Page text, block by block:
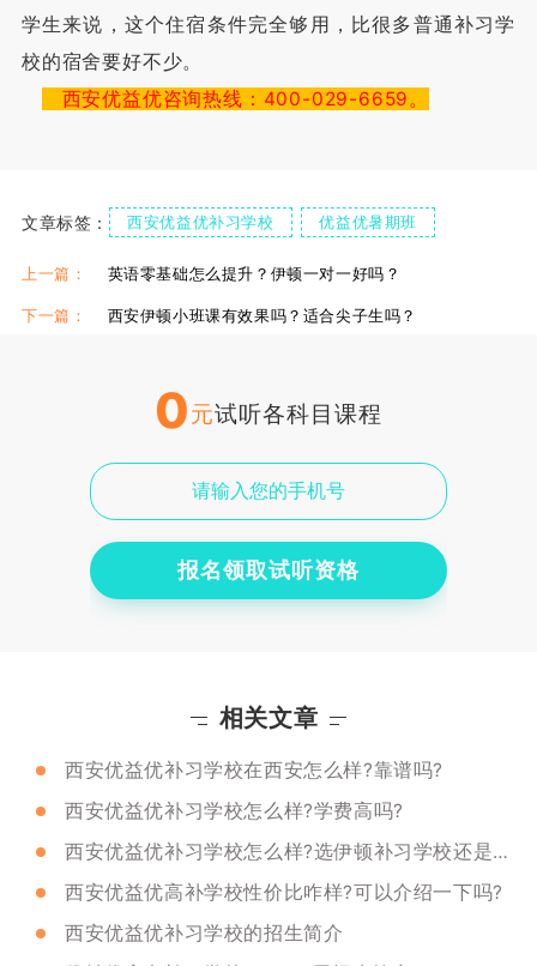
学生来说，这个住宿条件完全够用，比很多普通补习学
校的宿舍要好不少。
西安优益优咨询热线：400-029-6659。
文章标签： 西安优益优补习学校 优益优暑期班
上一篇： 英语零基础怎么提升？伊顿一对一好吗？
下一篇： 西安伊顿小班课有效果吗？适合尖子生吗？
0元试听各科目课程
报名领取试听资格
相关文章
西安优益优补习学校在西安怎么样?靠谱吗?
西安优益优补习学校怎么样?学费高吗?
西安优益优补习学校怎么样?选伊顿补习学校还是优益优?
西安优益优高补学校性价比咋样?可以介绍一下吗?
西安优益优补习学校的招生简介